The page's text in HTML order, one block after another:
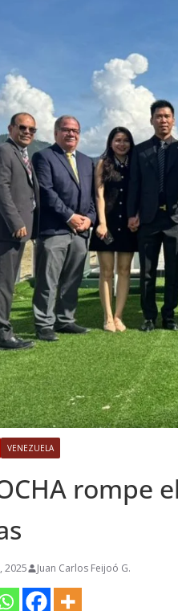
VENEZUELA
rompe
2025 Juan Carlos Feijoó G.